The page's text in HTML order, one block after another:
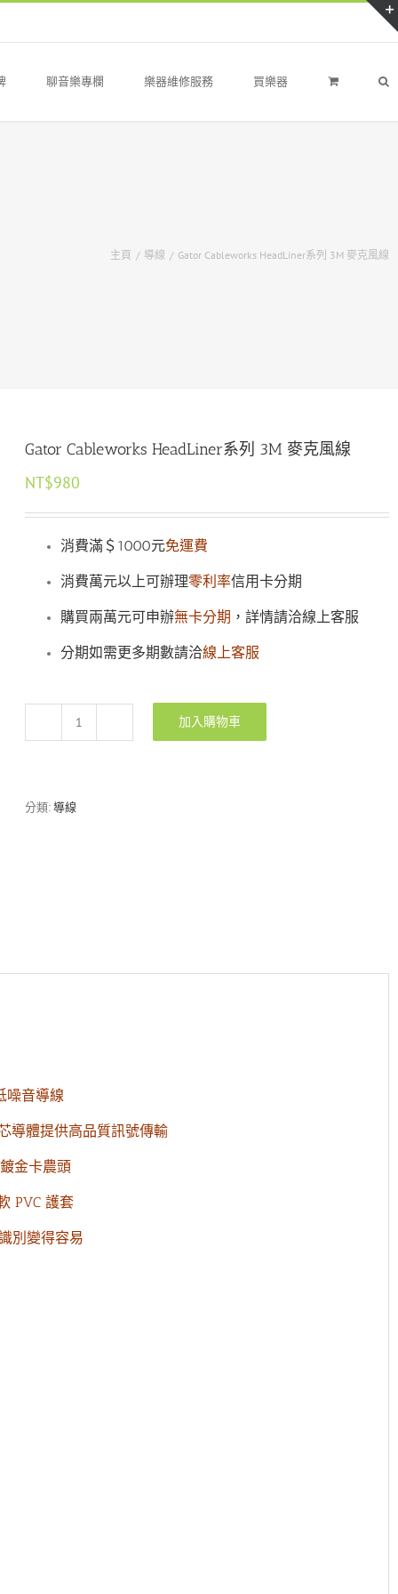
聊音樂專欄 樂器維修服務 買樂器
主頁 / 導線 / Gator Cableworks HeadLiner系列 3M 麥克風線
Gator Cableworks HeadLiner系列 3M 麥克風線
NT$980
消費滿＄1000元免運費
消費萬元以上可辦理零利率信用卡分期
購買兩萬元可申辦無卡分期 ，詳情請洽線上客服
分期如需更多期數請洽線上客服
Gator
加入購物車
分類:導線
噪音導線
導體提供高品質訊號傳輸
金卡農頭
PVC 護套
別變得容易